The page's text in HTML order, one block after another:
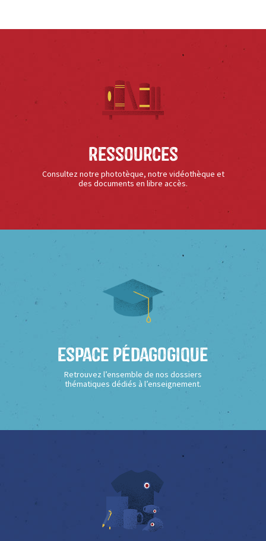
Ressources
Consultez notre phototèque, notre vidéothèque et
des documents en libre accès.
Espace Pédagogique
Retrouvez l’ensemble de nos dossiers
thématiques dédiés à l’enseignement.